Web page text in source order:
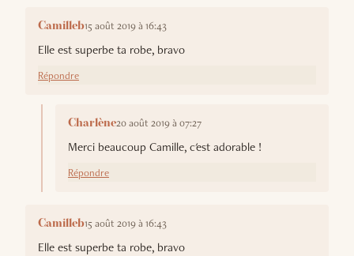
Camilleb15 août 2019 à 16:43
Elle est superbe ta robe, bravo
Répondre
Charlène20 août 2019 à 07:27
Merci beaucoup Camille, c'est adorable !
Répondre
Camilleb15 août 2019 à 16:43
Elle est superbe ta robe, bravo